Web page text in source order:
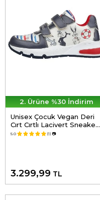
2. Ürüne %30 İndirim
Unisex Çocuk Vegan Deri
Cırt Cırtlı Lacivert Sneakers
- Warner Bros Marine
5.0 (1) 📷
3.299,99 TL